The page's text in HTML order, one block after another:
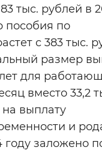
тыс. рублей в
пособия по
с 383 тыс.
размер
для
вместо 33,2
выплату
и
году заложено